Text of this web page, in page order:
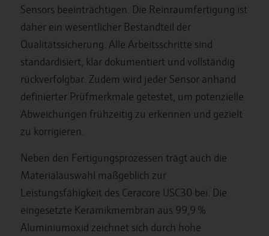
Sensors beeinträchtigen. Die Reinraumfertigung ist
daher ein wesentlicher Bestandteil der
Qualitätssicherung. Alle Arbeitsschritte sind
standardisiert, klar dokumentiert und vollständig
rückverfolgbar. Zudem wird jeder Sensor anhand
definierter Prüfmerkmale getestet, um potenzielle
Abweichungen frühzeitig zu erkennen und gezielt
zu korrigieren.
Neben den Fertigungsprozessen trägt auch die
Materialauswahl maßgeblich zur
Leistungsfähigkeit des Ceracore USC30 bei. Die
eingesetzte Keramikmembran aus 99,9 %
Aluminiumoxid zeichnet sich durch hohe